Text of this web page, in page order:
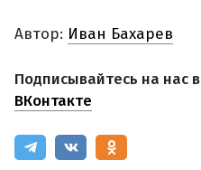
Автор: Иван Бахарев
Подписывайтесь на нас в
ВКонтакте